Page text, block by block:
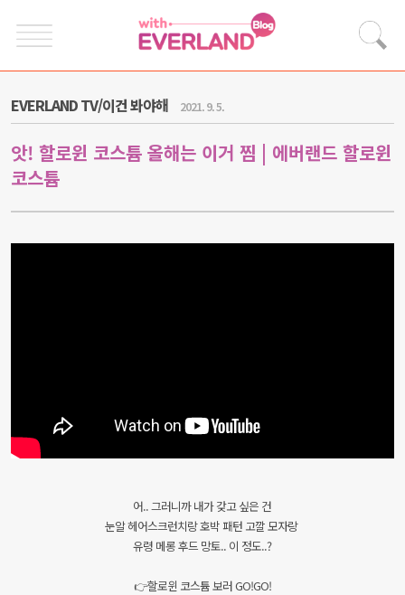
EVERLAND TV/이건 봐야해 2021. 9. 5.
앗! 할로윈 코스튬 올해는 이거 찜 | 에버랜드 할로윈
코스튬
어.. 그러니까 내가 갖고 싶은 건
눈알 헤어스크런치랑 호박 패턴 고깔 모자랑
유령 메롱 후드 망토.. 이 정도..?
👉할로윈 코스튬 보러 GO!GO!